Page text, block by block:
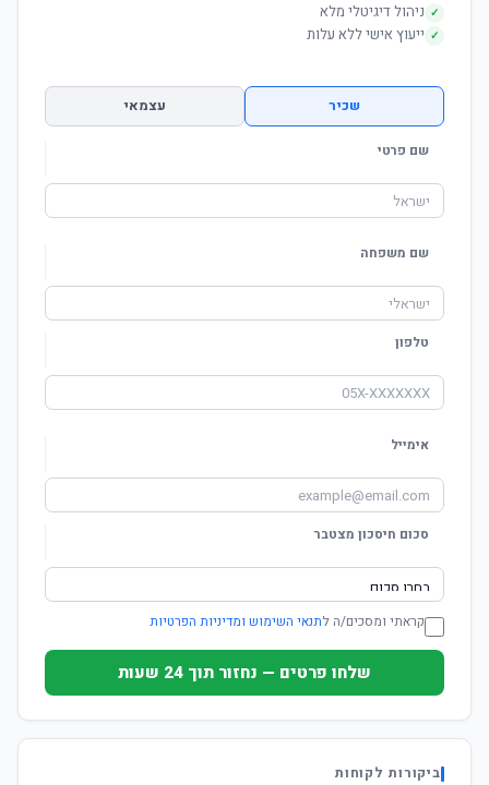
✓ ניהול דיגיטלי מלא
✓ ייעוץ אישי ללא עלות
שכיר עצמאי
שם פרטי
שם משפחה
טלפון
אימייל
סכום חיסכון מצטבר
קראתי ומסכים/ה לתנאי השימוש ומדיניות הפרטיות
שלחו פרטים — נחזור תוך 24 שעות
ביקורות לקוחות